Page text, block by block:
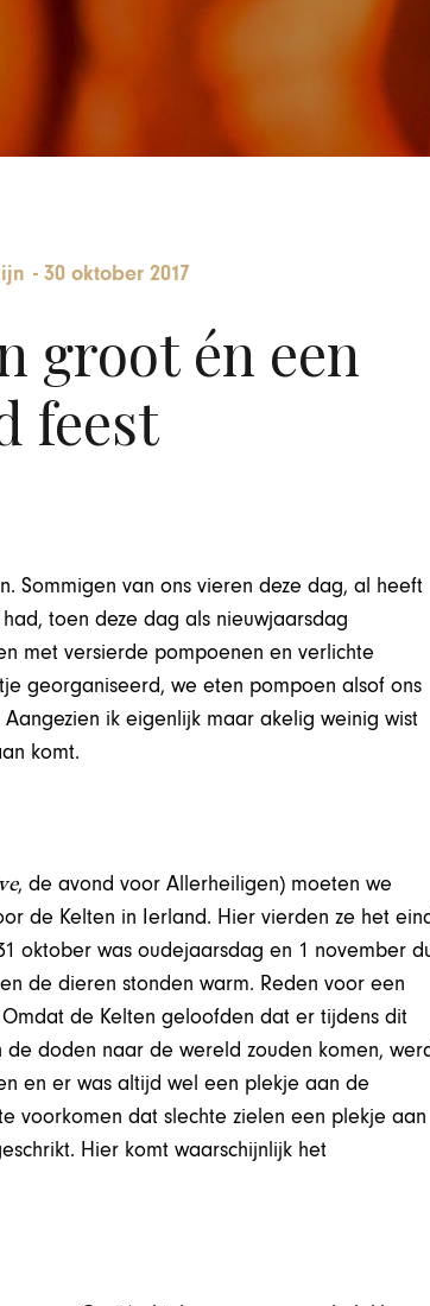
-30 oktober 2017
groot én een
feest
Sommigen van ons vieren deze dag, al heeft
toen deze dag als nieuwjaarsdag
met versierde pompoenen en verlichte
georganiseerd, we eten pompoen alsof ons
ik eigenlijk maar akelig weinig wist
komt.
, de avond voor Allerheiligen) moeten we
de Kelten in Ierland. Hier vierden ze het
oktober was oudejaarsdag en 1 november
de dieren stonden warm. Reden voor een
de Kelten geloofden dat er tijdens dit
doden naar de wereld zouden komen,
en er was altijd wel een plekje aan de
voorkomen dat slechte zielen een plekje aan
Hier komt waarschijnlijk het